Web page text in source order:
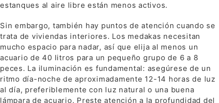
estanques al aire libre están menos activos.
Sin embargo, también hay puntos de atención cuando se
trata de viviendas interiores. Los medakas necesitan
mucho espacio para nadar, así que elija al menos un
acuario de 40 litros para un pequeño grupo de 6 a 8
peces. La iluminación es fundamental: asegúrese de un
ritmo día-noche de aproximadamente 12-14 horas de luz
al día, preferiblemente con luz natural o una buena
lámpara de acuario. Preste atención a la profundidad del